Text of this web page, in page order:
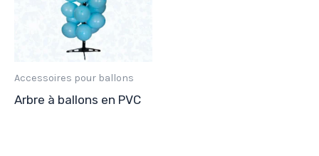
Accessoires pour ballons
Arbre à ballons en PVC